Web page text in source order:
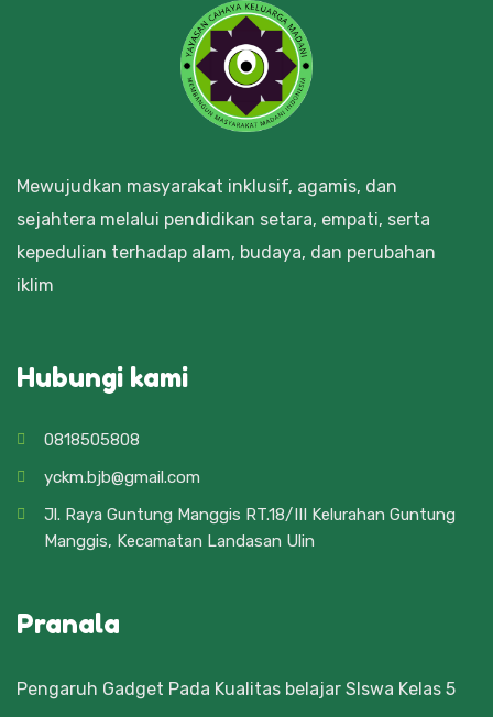
Mewujudkan masyarakat inklusif, agamis, dan
sejahtera melalui pendidikan setara, empati, serta
kepedulian terhadap alam, budaya, dan perubahan
iklim
Hubungi kami
0818505808
yckm.bjb@gmail.com
Jl. Raya Guntung Manggis RT.18/III Kelurahan Guntung
Manggis, Kecamatan Landasan Ulin
Pranala
Pengaruh Gadget Pada Kualitas belajar SIswa Kelas 5